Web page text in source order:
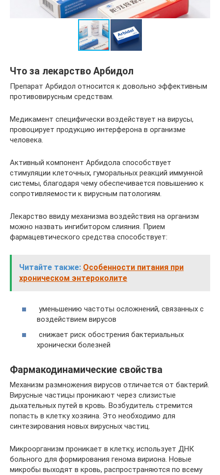
Что за лекарство Арбидол
Препарат Арбидол относится к довольно эффективным
противовирусным средствам.
Медикамент специфически воздействует на вирусы,
провоцирует продукцию интерферона в организме
человека.
Активный компонент Арбидола способствует
стимуляции клеточных, гуморальных реакций иммунной
системы, благодаря чему обеспечивается повышению к
сопротивляемости к вирусным патологиям.
Лекарство ввиду механизма воздействия на организм
можно назвать ингибитором слияния. Прием
фармацевтического средства способствует:
Читайте также: Особенности питания при
хроническом энтероколите
уменьшению частоты осложнений, связанных с
воздействием вирусов
снижает риск обострения бактериальных
хронически болезней
Фармакодинамические свойства
Механизм размножения вирусов отличается от бактерий.
Вирусные частицы проникают через слизистые
дыхательных путей в кровь. Возбудитель стремится
попасть в клетку хозяина. Это необходимо для
синтезирования новых вирусных частиц.
Микроорганизм проникает в клетку, использует ДНК
больного для формирования генома вириона. Новые
микробы выходят в кровь, распространяются по всему